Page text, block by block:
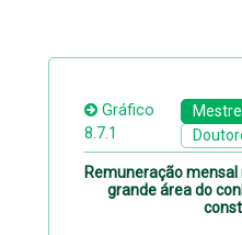
Gráfico
8.7.1
Remuneração
grande área do